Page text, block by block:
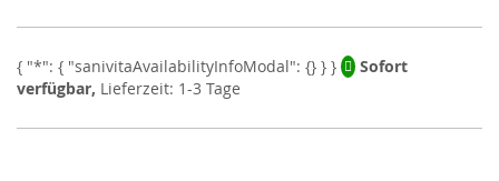
images
Sofort
verfügbar, Lieferzeit: 1-3 Tage